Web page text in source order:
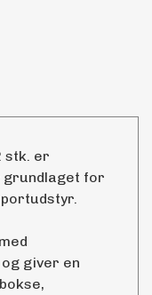
stk. er
grundlaget for
giver en